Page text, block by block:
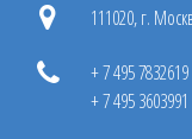
111020, г.
+ 7 495 7832619
+ 7 495 3603991